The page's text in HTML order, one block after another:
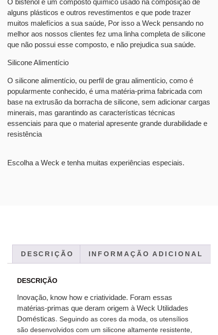
alguns plásticos e outros revestimentos e que pode trazer
muitos malefícios a sua saúde, Por isso a Weck pensando no
melhor aos nossos clientes fez uma linha completa de silicone
que não possui esse composto, e não prejudica sua saúde.
Silicone Alimentício
O silicone alimentício, ou perfil de grau alimentício, como é
popularmente conhecido, é uma matéria-prima fabricada com
base na extrusão da borracha de silicone, sem adicionar cargas
minerais, mas garantindo as características técnicas
essenciais para que o material apresente grande durabilidade e
resistência
Escolha a Weck e tenha muitas experiências especiais.
DESCRIÇÃO INFORMAÇÃO ADICIONAL
DESCRIÇÃO
Inovação, know how e criatividade. Foram essas
matérias-primas que deram origem à Weck Utilidades
Domésticas. Seguindo as cores da moda, os utensílios
são desenvolvidos com um silicone altamente resistente,